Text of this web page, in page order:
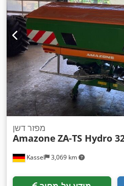
Kassel 3,069 km
מפזר דשן
Amazone ZA-TS Hydro